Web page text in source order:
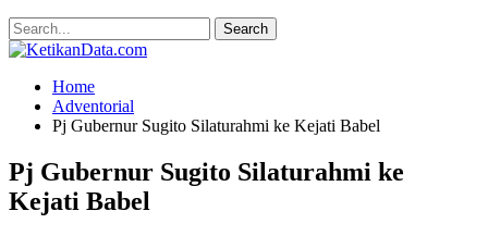
Home
Adventorial
Pj Gubernur Sugito Silaturahmi ke Kejati Babel
Pj Gubernur Sugito Silaturahmi ke
Kejati Babel